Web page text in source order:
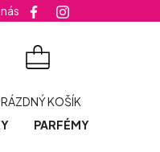
KOŠÍK
KOŠÍK
PARFÉMY